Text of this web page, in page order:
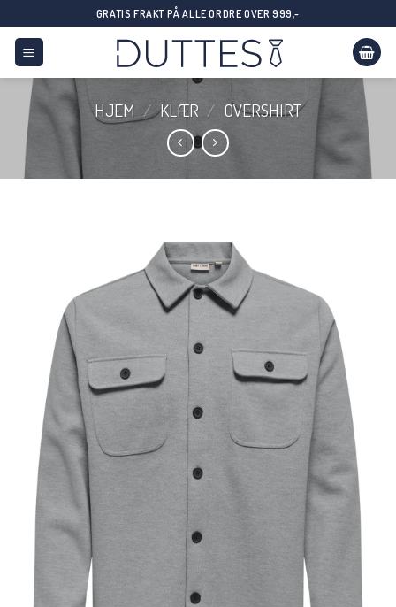
to
content
GRATIS FRAKT PÅ ALLE ORDRE OVER 999,-
HJEM / KLÆR / OVERSHIRT